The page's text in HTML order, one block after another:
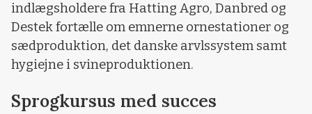
indlægsholdere fra Hatting Agro, Danbred og
Destek fortælle om emnerne ornestationer og
sædproduktion, det danske arvlssystem samt
hygiejne i svineproduktionen.
Sprogkursus med succes